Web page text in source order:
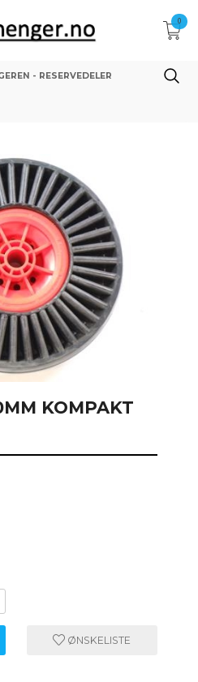
0
- RESERVEDELER
KOMPAKT
ØNSKELISTE